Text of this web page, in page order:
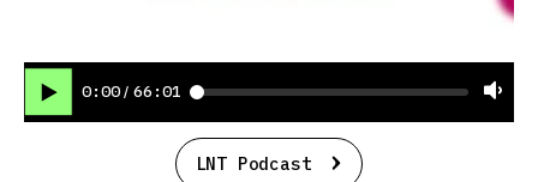
0:00 / 66:01
LNT Podcast